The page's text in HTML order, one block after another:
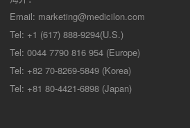
Email: marketing@medicilon.com
Tel: +1 (617) 888-9294(U.S.)
Tel: 0044 7790 816 954 (Europe)
Tel: +82 70-8269-5849 (Korea)
Tel: +81 80-4421-6898 (Japan)